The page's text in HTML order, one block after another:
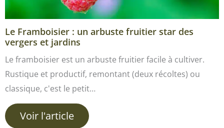
Le Framboisier : un arbuste fruitier star des
vergers et jardins
Le framboisier est un arbuste fruitier facile à cultiver.
Rustique et productif, remontant (deux récoltes) ou
classique, c'est le petit…
Voir l'article